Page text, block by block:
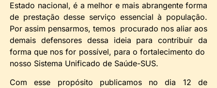
Estado nacional, é a melhor e mais abrangente forma
de prestação desse serviço essencial à população.
Por assim pensarmos, temos procurado nos aliar aos
demais defensores dessa ideia para contribuir da
forma que nos for possível, para o fortalecimento do
nosso Sistema Unificado de Saúde-SUS.
Com esse propósito publicamos no dia 12 de